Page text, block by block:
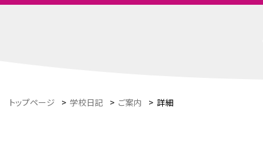
トップページ > 学校日記 > ご案内 > 詳細